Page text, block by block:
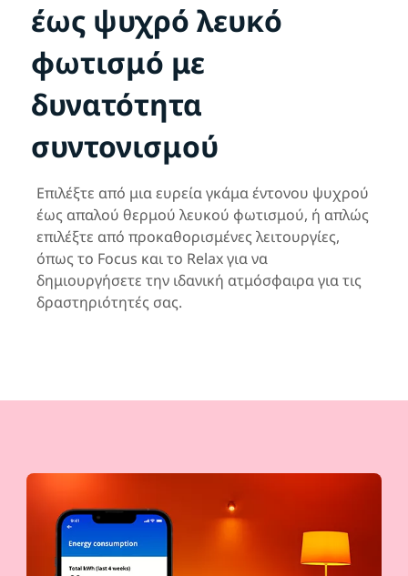
έως ψυχρό λευκό
φωτισμό με
δυνατότητα
συντονισμού
Επιλέξτε από μια ευρεία γκάμα έντονου ψυχρού
έως απαλού θερμού λευκού φωτισμού, ή απλώς
επιλέξτε από προκαθορισμένες λειτουργίες,
όπως το Focus και το Relax για να
δημιουργήσετε την ιδανική ατμόσφαιρα για τις
δραστηριότητές σας.